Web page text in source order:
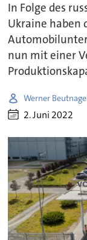
In Folge des
Ukraine haben
nun mit einer
Werner
2. Juni 2022